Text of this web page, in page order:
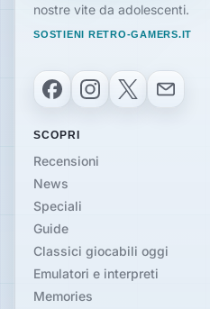
nostre vite da adolescenti.
SOSTIENI RETRO-GAMERS.IT
FacebookInstagram
X Email
SCOPRI
Recensioni
News
Speciali
Guide
Classici giocabili oggi
Emulatori e interpreti
Memories